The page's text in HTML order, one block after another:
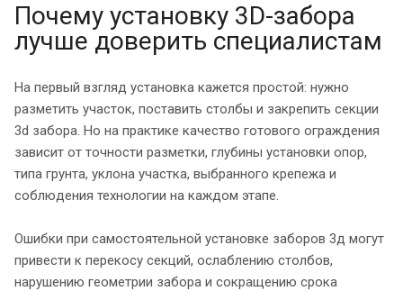
Почему установку 3D-забора
лучше доверить специалистам
На первый взгляд установка кажется простой: нужно
разметить участок, поставить столбы и закрепить секции
3d забора. Но на практике качество готового ограждения
зависит от точности разметки, глубины установки опор,
типа грунта, уклона участка, выбранного крепежа и
соблюдения технологии на каждом этапе.
Ошибки при самостоятельной установке заборов 3д могут
привести к перекосу секций, ослаблению столбов,
нарушению геометрии забора и сокращению срока